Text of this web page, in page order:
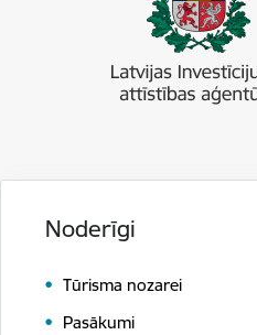
Noderīgi
Tūrisma nozarei
Pasākumi